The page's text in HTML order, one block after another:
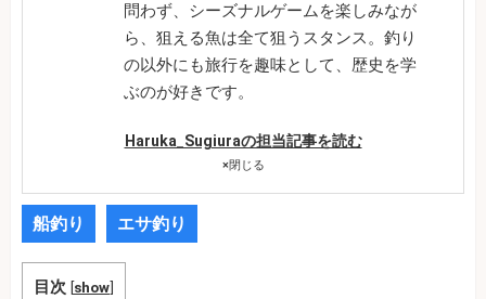
問わず、シーズナルゲームを楽しみなが
ら、狙える魚は全て狙うスタンス。釣り
の以外にも旅行を趣味として、歴史を学
ぶのが好きです。
Haruka_Sugiuraの担当記事を読む
×閉じる
船釣り エサ釣り
目次 [show]